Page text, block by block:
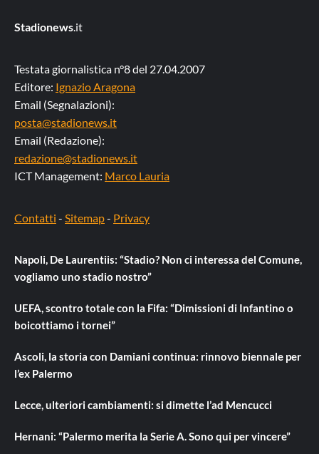
Stadionews.it
Testata giornalistica n°8 del 27.04.2007
Editore: Ignazio Aragona
Email (Segnalazioni):
posta@stadionews.it
Email (Redazione):
redazione@stadionews.it
ICT Management: Marco Lauria
Contatti - Sitemap- Privacy
Napoli, De Laurentiis: “Stadio? Non ci interessa del Comune,
vogliamo uno stadio nostro”
UEFA, scontro totale con la Fifa: “Dimissioni di Infantino o
boicottiamo i tornei”
Ascoli, la storia con Damiani continua: rinnovo biennale per
l’ex Palermo
Lecce, ulteriori cambiamenti: si dimette l’ad Mencucci
Hernani: “Palermo merita la Serie A. Sono qui per vincere”